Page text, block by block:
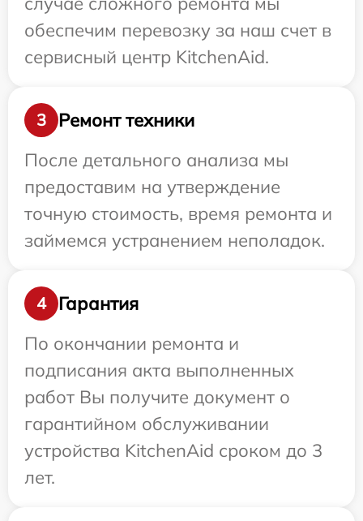
обеспечим перевозку за наш счет в
сервисный центр KitchenAid.
3
Ремонт техники
После детального анализа мы
предоставим на утверждение
точную стоимость, время ремонта и
займемся устранением неполадок.
4
Гарантия
По окончании ремонта и
подписания акта выполненных
работ Вы получите документ о
гарантийном обслуживании
устройства KitchenAid сроком до 3
лет.